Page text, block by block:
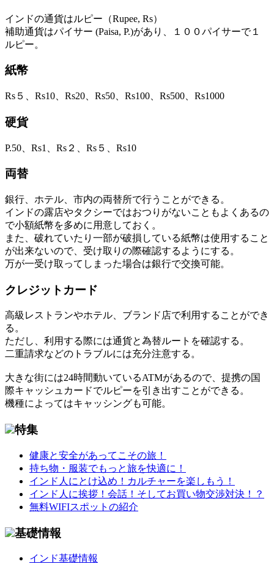
インドの通貨はルピー（Rupee, Rs）
補助通貨はパイサー (Paisa, P.)があり、１００パイサーで１
ルピー。
紙幣
Rs５、Rs10、Rs20、Rs50、Rs100、Rs500、Rs1000
硬貨
P.50、Rs1、Rs２、Rs５、Rs10
両替
銀行、ホテル、市内の両替所で行うことができる。
インドの露店やタクシーではおつりがないこともよくあるの
で小額紙幣を多めに用意しておく。
また、破れていたり一部が破損している紙幣は使用すること
が出来ないので、受け取りの際確認するようにする。
万が一受け取ってしまった場合は銀行で交換可能。
クレジットカード
高級レストランやホテル、ブランド店で利用することができ
る。
ただし、利用する際には通貨と為替ルートを確認する。
二重請求などのトラブルには充分注意する。
大きな街には24時間動いているATMがあるので、提携の国
際キャッシュカードでルピーを引き出すことができる。
機種によってはキャッシングも可能。
特集
健康と安全があってこその旅！
持ち物・服装でもっと旅を快適に！
インド人にとけ込め！カルチャーを楽しもう！
インド人に挨拶！会話！そしてお買い物交渉対決！？
無料WIFIスポットの紹介
基礎情報
インド基礎情報